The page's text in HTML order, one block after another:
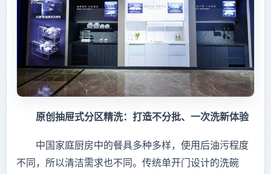
原创抽屉式分区精洗：打造不分批、一次洗新体验
中国家庭厨房中的餐具多种多样，使用后油污程度
不同，所以清洁需求也不同。传统单开门设计的洗碗